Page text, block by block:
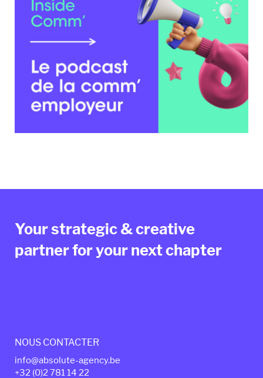
Your strategic & creative
partner for your next chapter
NOUS CONTACTER
info@absolute-agency.be
+32 (0)2 781 14 22